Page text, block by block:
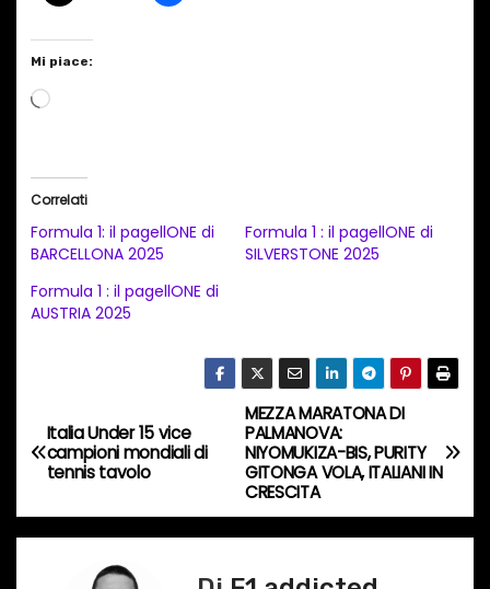
Mi piace:
C
a
e
i
n
o
Correlati
Formula 1: il pagellONE di
BARCELLONA 2025
Formula 1 : il pagellONE di
SILVERSTONE 2025
Formula 1 : il pagellONE di
AUSTRIA 2025
N
a
v
MEZZA MARATONA DI
PALMANOVA:
NIYOMUKIZA-BIS, PURITY
GITONGA VOLA, ITALIANI IN
CRESCITA
Italia Under 15 vice
campioni mondiali di
tennis tavolo